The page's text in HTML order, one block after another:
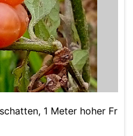
1 Meter hoher Fr